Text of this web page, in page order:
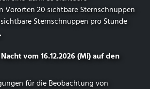
Vororten 20 sichtbare Sternschnuppen
Sternschnuppen pro Stunde
vom 16.12.2026 (Mi) auf den
für die Beobachtung von